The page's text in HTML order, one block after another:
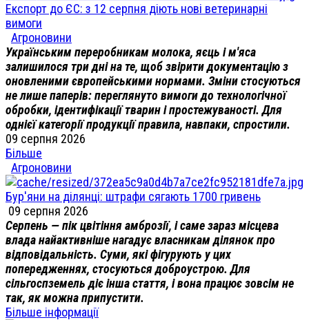
Експорт до ЄС: з 12 серпня діють нові ветеринарні
вимоги
Агроновини
Українським переробникам молока, яєць і м'яса
залишилося три дні на те, щоб звірити документацію з
оновленими європейськими нормами. Зміни стосуються
не лише паперів: переглянуто вимоги до технологічної
обробки, ідентифікації тварин і простежуваності. Для
однієї категорії продукції правила, навпаки, спростили.
09 серпня 2026
Більше
Агроновини
Бур'яни на ділянці: штрафи сягають 1700 гривень
09 серпня 2026
Серпень — пік цвітіння амброзії, і саме зараз місцева
влада найактивніше нагадує власникам ділянок про
відповідальність. Суми, які фігурують у цих
попередженнях, стосуються доброустрою. Для
сільгоспземель діє інша стаття, і вона працює зовсім не
так, як можна припустити.
Більше інформації